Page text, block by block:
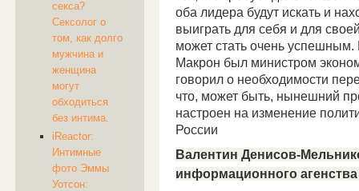
секса?
Сексолог о
том, как долго
мужчина и
женщина
могут
обходиться
без интима.
iReactor:
Интимные
фото Эммы
Уотсон:
оба лидера будут искать и
выиграть для себя и для
может стать очень успешным.
Макрон был министром
говорил о необходимости
что, может быть, нынешний
настроен на изменение
России
Валентин Денисов-
информационного